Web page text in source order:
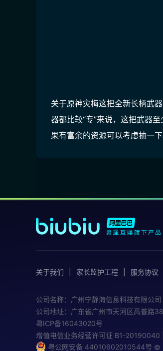
关于原神灾梅这把全新长柄武
器都比较“专”来说，这把武器
果有富余的资源可以考虑抽一下
关于我们 家长监护工程 服务协议
公司名称：广州宁静海信息科技有限公司
公司地址：广东省广州市天河区高普路
粤ICP备16043020号
增值电信业务经营许可证 B1-20190040
粤公网安备 44010602010544号 ©